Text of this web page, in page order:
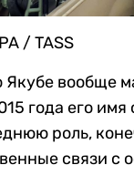
/ TASS
Якубе вообще
года его имя
роль,
связи с